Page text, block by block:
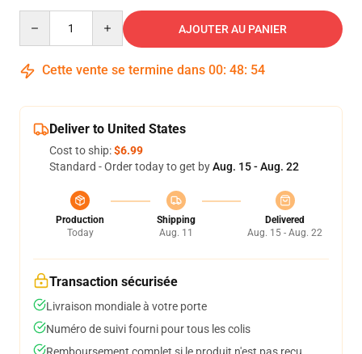
AJOUTER AU PANIER
Cette vente se termine dans 00: 48: 53
Deliver to United States
Cost to ship:$6.99
Standard - Order today to get byAug. 15 - Aug. 22
Production
Today
Shipping
Aug. 11
Delivered
Aug. 15 - Aug. 22
Transaction sécurisée
Livraison mondiale à votre porte
Numéro de suivi fourni pour tous les colis